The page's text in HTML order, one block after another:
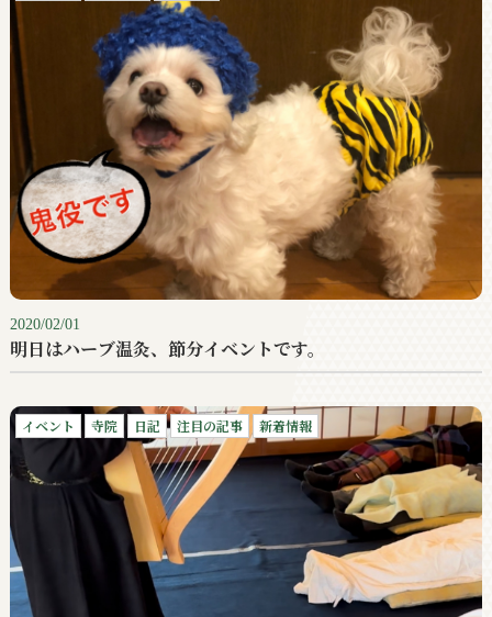
2020/02/01
明日はハーブ温灸、節分イベントです。
イベント 寺院 日記 注目の記事 新着情報